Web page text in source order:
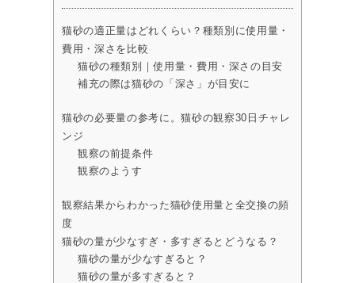
猫砂の適正量はどれくらい？種類別に使用量・
費用・深さを比較
猫砂の種類別｜使用量・費用・深さの目安
補充の際は猫砂の「深さ」が目安に
猫砂の必要量の参考に。猫砂の観察30日チャレ
ンジ
観察の前提条件
観察のようす
観察結果からわかった猫砂使用量と全交換の頻
度
猫砂の量が少なすぎ・多すぎるとどうなる？
猫砂の量が少なすぎると？
猫砂の量が多すぎると？